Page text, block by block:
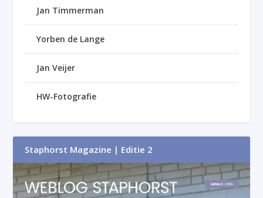
Jan Timmerman
Yorben de Lange
Jan Veijer
HW-Fotografie
Staphorst Magazine | Editie 2